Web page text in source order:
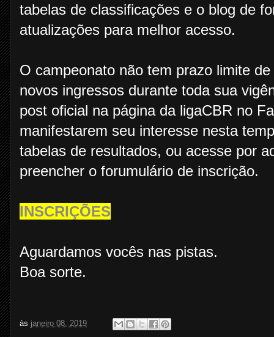
tabelas de classificações e o blog de
atualizações para melhor acesso.
O campeonato não tem prazo limite
novos ingressos durante toda sua
post oficial na página da ligaCBR no
manifestarem seu interesse nesta
tabelas de resultados, ou acesse por
preencher o forumulário de inscrição.
INSCRIÇÕES
Aguardamos vocês nas pistas.
Boa sorte.
às janeiro 08, 2019